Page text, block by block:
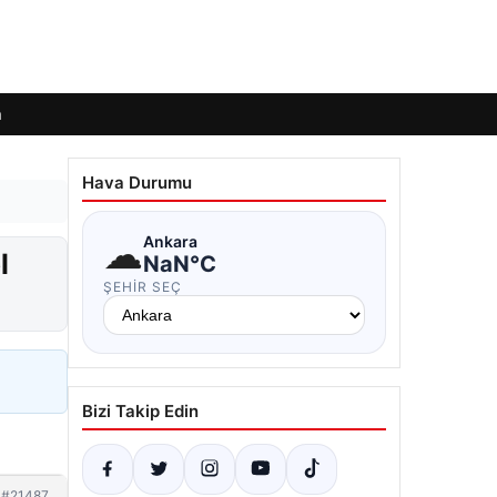
Hava Durumu
☁Ankara
NaN°C
ŞEHIR SEÇ
Bizi Takip Edin